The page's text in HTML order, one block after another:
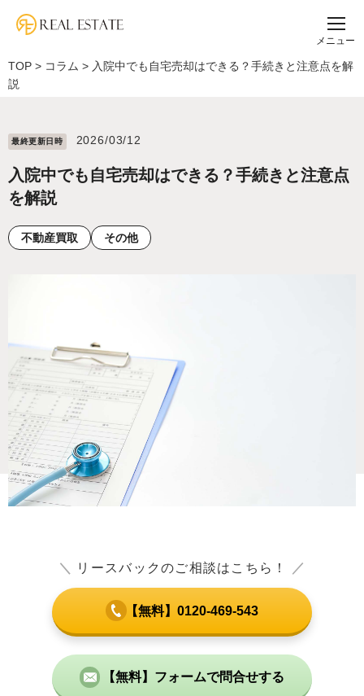
メニュー
TOP > コラム > 入院中でも自宅売却はできる？手続きと注意点を解
説
最終更新⽇時 2026/03/12
入院中でも自宅売却はできる？手続きと注意点
を解説
不動産買取 その他
＼ リースバックのご相談はこちら！ ／
【無料】0120-469-543
【無料】フォームで問合せする